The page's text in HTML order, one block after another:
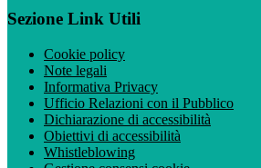
Sezione Link Utili
Cookie policy
Note legali
Informativa Privacy
Ufficio Relazioni con il Pubblico
Dichiarazione di accessibilità
Obiettivi di accessibilità
Whistleblowing